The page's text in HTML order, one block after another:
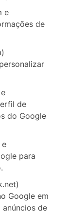
e
de
de
do Google
e
para
Google em
de